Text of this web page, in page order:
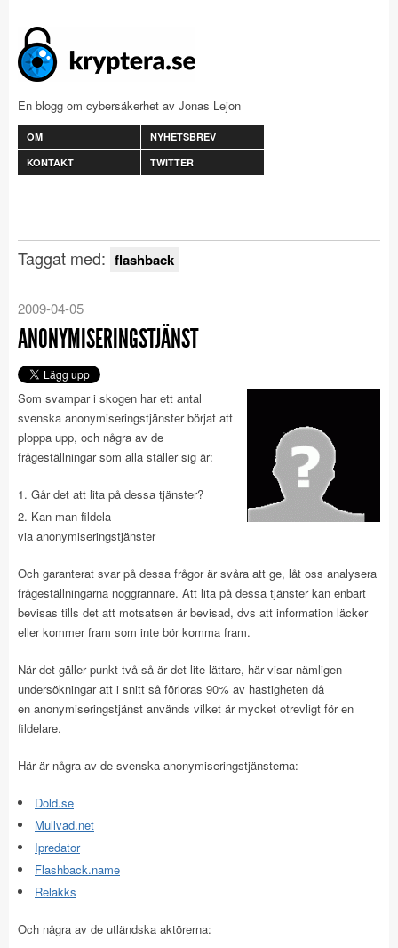
En blogg om cybersäkerhet av Jonas Lejon
OM
NYHETSBREV
KONTAKT
TWITTER
Taggat med: flashback
2009-04-05
ANONYMISERINGSTJÄNST
Som svampar i skogen har ett antal
svenska anonymiseringstjänster börjat att
ploppa upp, och några av de
frågeställningar som alla ställer sig är:
Går det att lita på dessa tjänster?
Kan man fildela
via anonymiseringstjänster
Och garanterat svar på dessa frågor är svåra att ge, låt oss analysera
frågeställningarna noggrannare. Att lita på dessa tjänster kan enbart
bevisas tills det att motsatsen är bevisad, dvs att information läcker
eller kommer fram som inte bör komma fram.
När det gäller punkt två så är det lite lättare, här visar nämligen
undersökningar att i snitt så förloras 90% av hastigheten då
en anonymiseringstjänst används vilket är mycket otrevligt för en
fildelare.
Här är några av de svenska anonymiseringstjänsterna:
Dold.se
Mullvad.net
Ipredator
Flashback.name
Relakks
Och några av de utländska aktörerna: